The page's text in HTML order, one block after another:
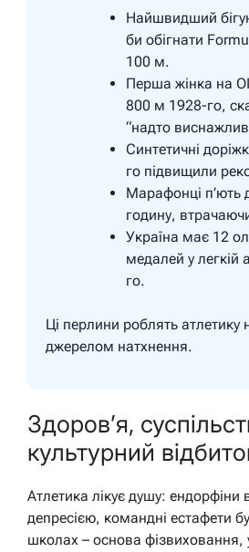
Найшвидший
би обігнати
100 м.
Перша жінка на
800 м 1928-го,
“надто
Синтетичні
го підвищили
Марафонці п’ють
годину,
Україна має 12
медалей у легкій
го.
Ці перлини роблять атлетику
джерелом натхнення.
Здоров’я,
культурний
Атлетика лікує душу: ендорфіни
депресією, командні естафети
школах – основа фізвиховання,